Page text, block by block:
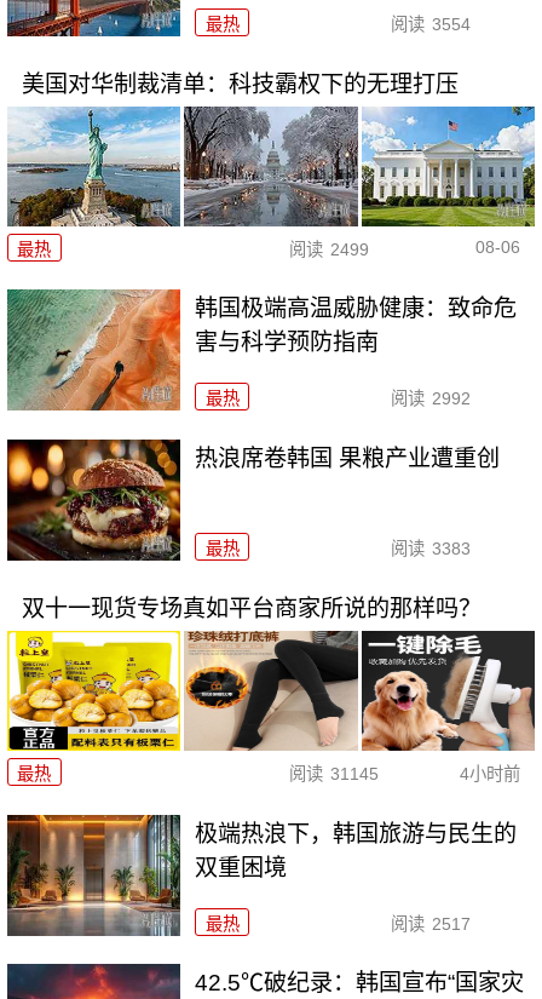
最热 阅读 3554
美国对华制裁清单：科技霸权下的无理打压
最热 阅读 2499 08-06
韩国极端高温威胁健康：致命危
害与科学预防指南
最热 阅读 2992
热浪席卷韩国 果粮产业遭重创
最热 阅读 3383
双十一现货专场真如平台商家所说的那样吗？
最热 阅读 31145 4小时前
极端热浪下，韩国旅游与民生的
双重困境
最热 阅读 2517
42.5℃破纪录：韩国宣布“国家灾